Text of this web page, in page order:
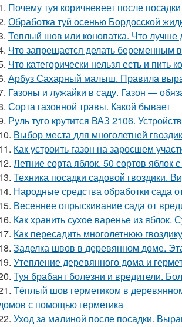
Почему туя коричневеет после
Обработка туй осенью Бордосской
Теплый шов или конопатка. Что лучше
Что запрещается делать беременным
Что категорически нельзя есть и
Арбуз Сахарный малыш. Правила
Газоны и лужайки в саду. Газон —
Сорта газонной травы. Какой бывает
Руль туго крутится ВАЗ 2106.
Выбор места для многолетней
Как устроить газон на заросшем
Летние сорта яблок. 50 сортов яблок
Техника посадки садовой гвоздики.
Народные средства обработки сада
Весеннее опрыскивание сада от
Как хранить сухое варенье из яблок.
Как пересадить многолетнюю
Заделка швов в деревянном доме.
Утепление деревянного дома и
Туя брабант болезни и вредители.
Тёплый шов герметиком в
с помощью герметика
Уход за малиной после посадки.